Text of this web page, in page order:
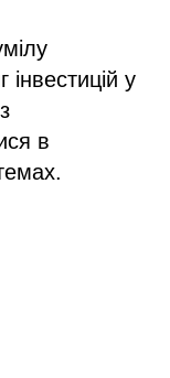
інвестицій у
в